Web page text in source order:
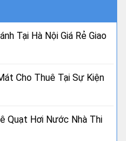
Tại Hà Nội Giá Rẻ Giao
Cho Thuê Tại Sự Kiện
Quạt Hơi Nước Nhà Thi